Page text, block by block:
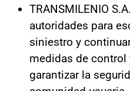
TRANSMILENIO
autoridades para
siniestro y
medidas de control
garantizar la